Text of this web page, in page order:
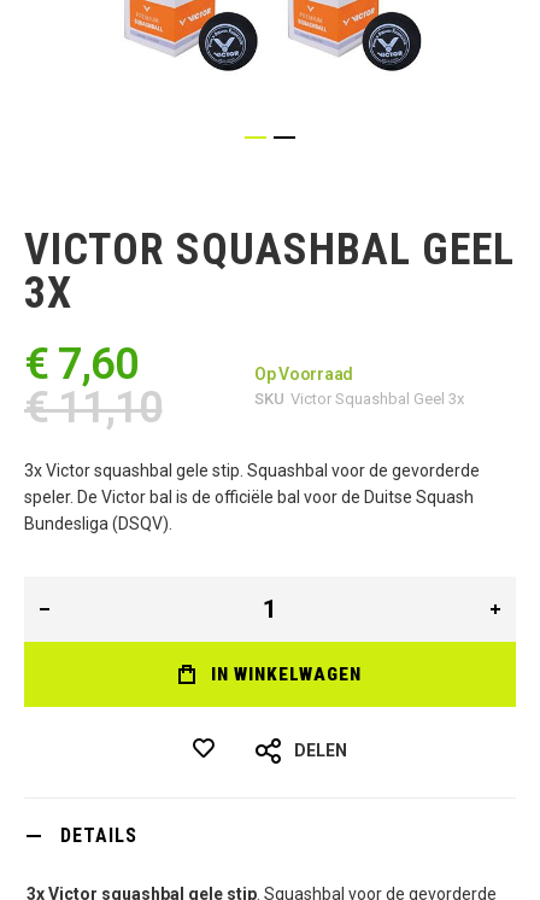
begin
van
de
afbeeldingen-
VICTOR SQUASHBAL GEEL
3X
€ 7,60
€ 11,10
Op Voorraad
SKU Victor Squashbal Geel 3x
3x Victor squashbal gele stip. Squashbal voor de gevorderde
speler. De Victor bal is de officiële bal voor de Duitse Squash
Bundesliga (DSQV).
IN WINKELWAGEN
DELEN
DETAILS
3x Victor squashbal gele stip . Squashbal voor de gevorderde